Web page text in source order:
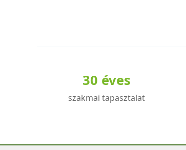
30 éves
szakmai tapasztalat